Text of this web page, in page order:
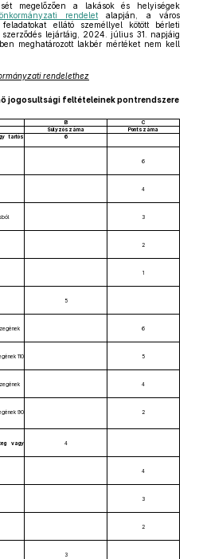
megelőzően a lakások és helyiségek
rendelet alapján, a város
feladatokat ellátó személlyel kötött bérleti
lejártáig, 2024. július 31. napjáig
meghatározott lakbér mértéket nem kell
rendelethez
jogosultsági feltételeinek pontrendszere
B
C
Súlyzószáma
Pontszáma
tartós
6
6
4
3
2
1
5
6
110
5
4
90
2
vagy
4
4
3
2
3